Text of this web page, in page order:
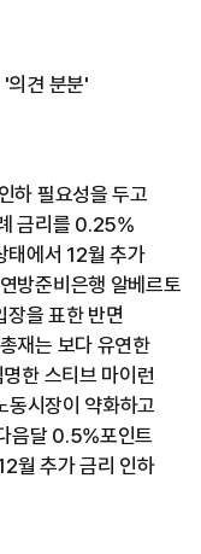
의견 분분'
하 필요성을 두고
금리를 0.25%
에서 12월 추가
방준비은행 알베르토
장을 표한 반면
재는 보다 유연한
한 스티브 마이런
동시장이 약화하고
음달 0.5%포인트
월 추가 금리 인하